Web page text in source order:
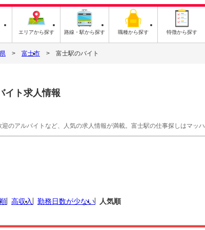
エリアから探す 路線・駅から探す 職種から探す 特徴から探す
富士市 富士駅のバイト
イト求人情報
のアルバイトなど、人気の求人情報が満載。富士駅の仕事探しはマッハ
高収入 勤務日数が少ない 人気順